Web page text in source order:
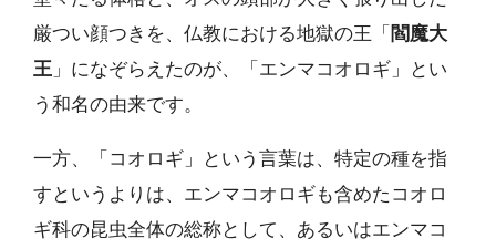
厳つい顔つきを、仏教における地獄の王「 閻魔大
王 」になぞらえたのが、「エンマコオロギ」とい
う和名の由来です。
一方、「コオロギ」という言葉は、特定の種を指
すというよりは、エンマコオロギも含めたコオロ
ギ科の昆虫全体の総称として、あるいはエンマコ